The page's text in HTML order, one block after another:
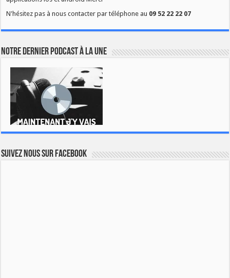
N'hésitez pas à nous contacter par téléphone au 09 52 22 22 07
Notre dernier podcast à la une
Suivez nous sur Facebook